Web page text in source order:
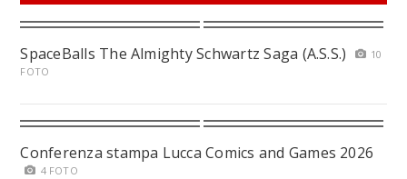
SpaceBalls The Almighty Schwartz Saga (A.S.S.)
10
FOTO
Conferenza stampa Lucca Comics and Games 2026
4 FOTO